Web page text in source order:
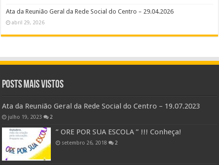
Ata da Reunião Geral da Rede Social do Centro – 29.04.2026
abril 29, 2026
Posts Mais Vistos
Ata da Reunião Geral da Rede Social do Centro – 19.07.2023
julho 19, 2023 2
” ORE POR SUA ESCOLA ” !!! Conheça!
setembro 26, 2018 2